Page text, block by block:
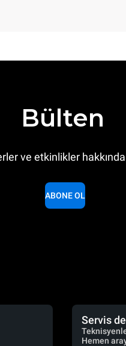
Bülten
ve etkinlikler
ABONE OL
Servis
Hemen